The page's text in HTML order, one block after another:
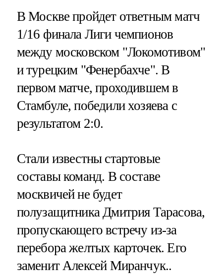
В Москве пройдет ответным матч
1/16 финала Лиги чемпионов
между московском "Локомотивом"
и турецким "Фенербахче". В
первом матче, проходившем в
Стамбуле, победили хозяева с
результатом 2:0.
Стали известны стартовые
составы команд. В составе
москвичей не будет
полузащитника Дмитрия Тарасова,
пропускающего встречу из-за
перебора желтых карточек. Его
заменит Алексей Миранчук..